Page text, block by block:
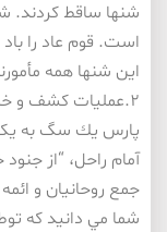
شنها ساقط كردند.
است. قوم عاد را باد
اين شنها همه
۲.عمليات كشف و
پارس يك سگ به يكي
جمع روحانيان و
شما مي دانيد كه